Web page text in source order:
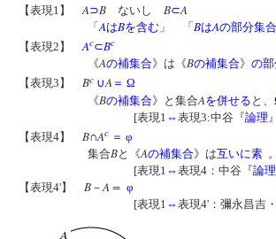
【表現1】 A⊃B ないし B⊂A
「AはBを含む 」 「BはAの部分集合
【表現2】Ac⊂Bc
《Aの補集合》は《Bの補集合》 の
【表現3】 Bc ∪A ＝ Ω
《Bの補集合》と集合Aを併せる と、
[表現1 ⇔ 表現3:中谷『論理
【表現4】 B∩Ac ＝ φ
集合Bと《Aの補集合》 は互いに素 。
[表現1 ⇔ 表現4 ：中谷『論理
【表現4'】 B － A = φ
[表現1 ⇔ 表現4'：彌永昌吉